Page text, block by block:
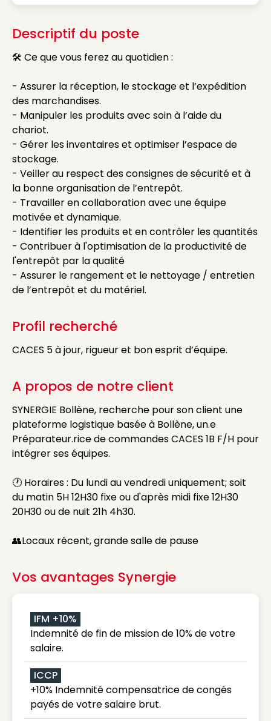
Descriptif du poste
🛠️ Ce que vous ferez au quotidien :
- Assurer la réception, le stockage et l’expédition
des marchandises.
- Manipuler les produits avec soin à l’aide du
chariot.
- Gérer les inventaires et optimiser l’espace de
stockage.
- Veiller au respect des consignes de sécurité et à
la bonne organisation de l’entrepôt.
- Travailler en collaboration avec une équipe
motivée et dynamique.
- Identifier les produits et en contrôler les quantités
- Contribuer à l'optimisation de la productivité de
l'entrepôt par la qualité
- Assurer le rangement et le nettoyage / entretien
de l’entrepôt et du matériel.
Profil recherché
CACES 5 à jour, rigueur et bon esprit d’équipe.
A propos de notre client
SYNERGIE Bollène, recherche pour son client une
plateforme logistique basée à Bollène, un.e
Préparateur.rice de commandes CACES 1B F/H pour
intégrer ses équipes.
🕐 Horaires : Du lundi au vendredi uniquement; soit
du matin 5H 12H30 fixe ou d'après midi fixe 12H30
20H30 ou de nuit 21h 4h30.
👥Locaux récent, grande salle de pause
Vos avantages Synergie
IFM +10%
Indemnité de fin de mission de 10% de votre
salaire.
ICCP
+10% Indemnité compensatrice de congés
payés de votre salaire brut.